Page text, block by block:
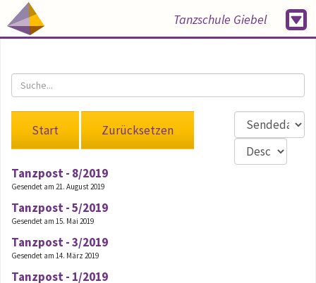
Tanzschule Giebel
Start Zurücksetzen
Tanzpost - 8/2019
Gesendet am 21. August 2019
Tanzpost - 5/2019
Gesendet am 15. Mai 2019
Tanzpost - 3/2019
Gesendet am 14. März 2019
Tanzpost - 1/2019